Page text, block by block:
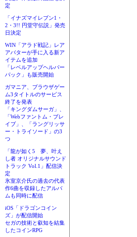
定
「イナズマイレブン1・
2・3!! 円堂守伝説」発売
日決定
WIN「アラド戦記」レア
アバターが手に入る新ア
イテムを追加
「レベルアップヘルパー
パック」も販売開始
ガマニア、ブラウザゲー
ム3タイトルのサービス
終了を発表
「キングダムサーガ」、
「Webファントム・ブレ
イブ」、「ラングリッサ
ー・トライソード」の3
つ
「龍が如く5 夢、叶え
し者 オリジナルサウンド
トラック Vol.1」配信決
定
氷室京介氏の過去の代表
作6曲を収録したアルバ
ムも同時に配信
iOS「ドラゴンコイン
ズ」が配信開始
セガの技術と叡知を結集
したコインRPG